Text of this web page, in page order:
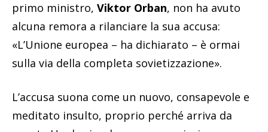
primo ministro, Viktor Orban, non ha avuto
alcuna remora a rilanciare la sua accusa:
«L’Unione europea – ha dichiarato – è ormai
sulla via della completa sovietizzazione».
L’accusa suona come un nuovo, consapevole e
meditato insulto, proprio perché arriva da